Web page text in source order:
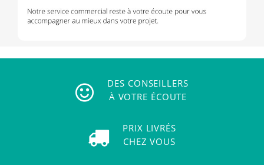
DES CONSEILLERS
À VOTRE ÉCOUTE
PRIX LIVRÉS
CHEZ VOUS